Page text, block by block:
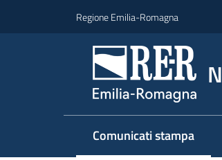
Regione Emilia-Romagna
Comunicati stampa
Menu selezionato